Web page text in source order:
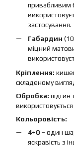
привабливим
застосування.
Габардин
міцний
Кріплення:
складеному
Обробка: підгин
Кольоровість:
4+0 – один
яскравість з